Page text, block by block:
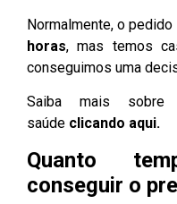
Normalmente, o
horas, mas temos
conseguimos uma
Saiba mais sobre
saúde clicando aqui.
Quanto
conseguir o